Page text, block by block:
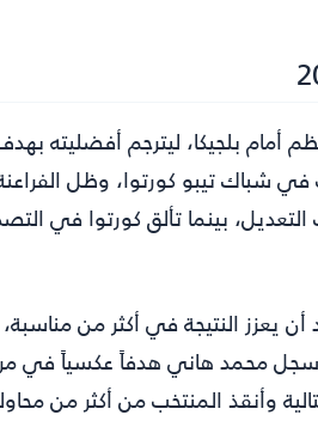
أمام بلجيكا، ليترجم أفضليته
رائعة استقرت في شباك تيبو كورتوا، وظل
بينما تألق كورتوا في
النتيجة في أكثر من مناسبة،
أن تتغير مجريات اللقاء عند الدقيقة 66، حين سجل محمد
وأنقذ المنتخب من أكثر من